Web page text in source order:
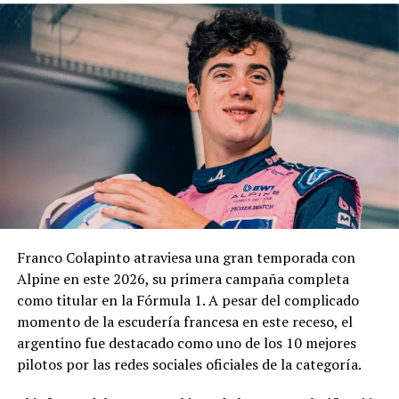
El cuerpo estará integrado por representantes del
EMDER, la Dirección General Legal y Técnica, la
Contaduría General y la Dirección General de
Contrataciones, áreas que deberán elaborar un informe
técnico, jurídico y contable antes de que la
administración municipal adopte una definición sobre el
En los fundamentos de la resolución se señala que la
complejidad y trascendencia de la solicitud hacen
necesario un estudio integral de la documentación
modificación vinculada a la composición societaria de la
empresa que obtuvo la concesión.
La novedad se conoce mientras la concesión del Minella
continúa envuelta en una delicadísima situación
jurídica. El proceso mediante el cual Minella Stadium
Franco Colapinto atraviesa una gran temporada con
Alpine en este 2026, su primera campaña completa
como titular en la Fórmula 1. A pesar del complicado
momento de la escudería francesa en este receso, el
argentino fue destacado como uno de los 10 mejores
pilotos por las redes sociales oficiales de la categoría.